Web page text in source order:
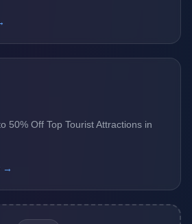
50% Off Top Tourist Attractions in
→